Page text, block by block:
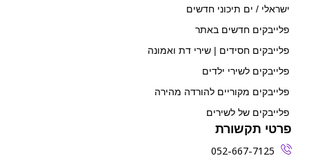
ישראלי / ים תיכוני חדשים
פלייבקים חדשים באתר
פלייבקים חסידים | שירי דת ואמונה
פלייבקים לשירי ילדים
פלייבקים מקוריים להורדה מהירה
פלייבקים של לשירים
פרטי תקשורת
052-667-7125